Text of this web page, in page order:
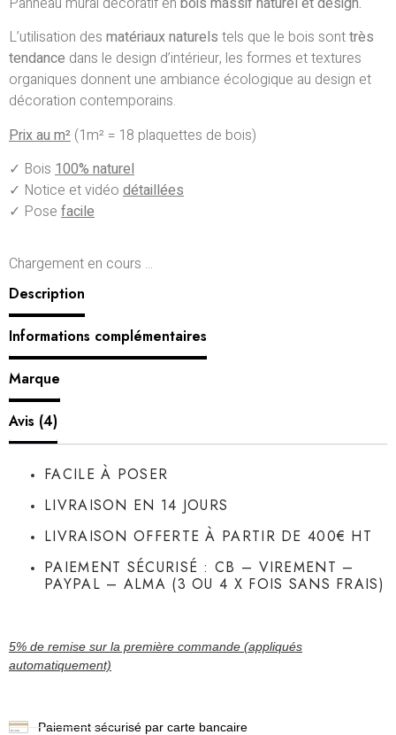
L’utilisation des matériaux naturels tels que le bois sonttrès
tendance dans le design d’intérieur, les formes et textures
organiques donnent une ambiance écologique au design et
décoration contemporains.
Prix au m² (1m² = 18 plaquettes de bois)
✓ Bois 100% naturel
✓ Notice et vidéo détaillées
✓ Pose facile
Chargement en cours ...
Description
Informations complémentaires
Marque
Avis (4)
FACILE À POSER
LIVRAISON EN 14 JOURS
LIVRAISON OFFERTE À PARTIR DE 400€ HT
PAIEMENT SÉCURISÉ : CB – VIREMENT –
PAYPAL – ALMA (3 OU 4 X FOIS SANS FRAIS)
5% de remise sur la première commande (appliqués
automatiquement)
Paiement sécurisé par carte bancaire